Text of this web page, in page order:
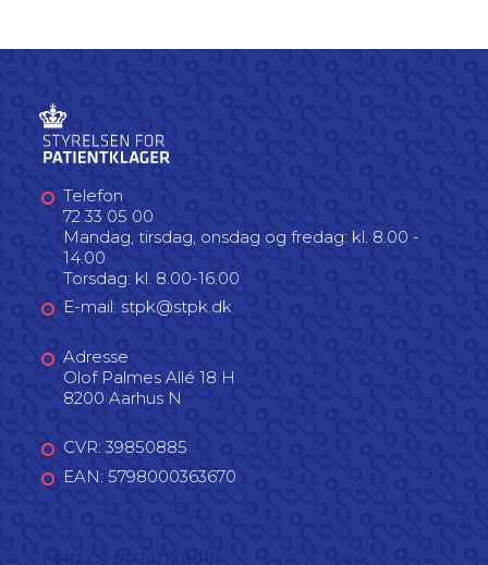
Telefon
72 33 05 00
Mandag, tirsdag, onsdag og fredag: kl. 8.00 -
14.00
Torsdag: kl. 8.00-16.00
E-mail: stpk@stpk.dk
Adresse
Olof Palmes Allé 18 H
8200 Aarhus N
CVR: 39850885
EAN: 5798000363670